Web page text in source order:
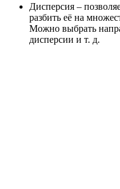
Дисперсия –
разбить её на
Можно выбрать
дисперсии и т. д.